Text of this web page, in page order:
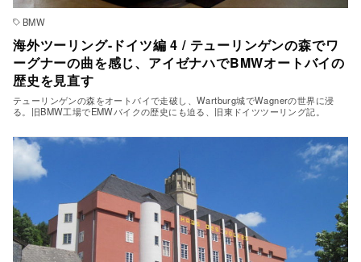
BMW
海外ツーリング-ドイツ編 4 / テューリンゲンの森でワ
ーグナーの曲を感じ、アイゼナハでBMWオートバイの
歴史を見直す
テューリンゲンの森をオートバイで走破し、Wartburg城でWagnerの世界に浸
る。旧BMW工場でEMWバイクの歴史にも迫る、旧東ドイツツーリング記。